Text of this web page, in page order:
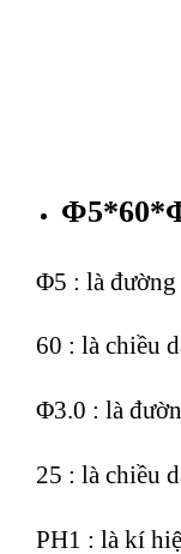
Φ5 : là
60 : là chiều
Φ3.0 : là
25 : là chiều
PH1 : là kí